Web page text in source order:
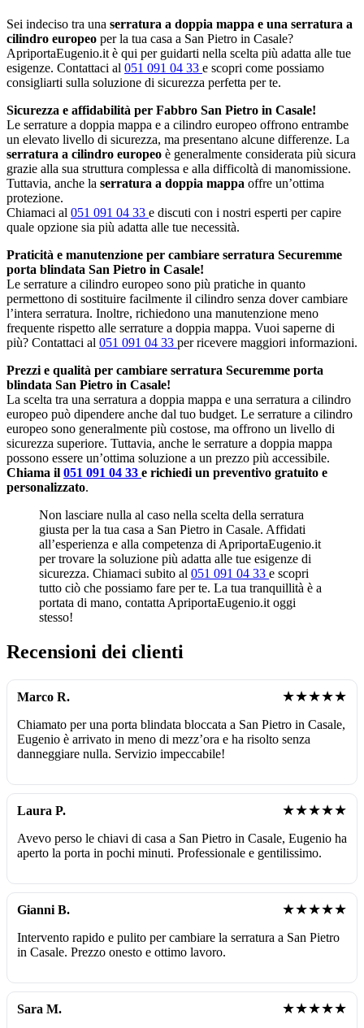
Sei indeciso tra una serratura a doppia mappa e una serratura a
cilindro europeo per la tua casa a San Pietro in Casale?
ApriportaEugenio.it è qui per guidarti nella scelta più adatta alle tue
esigenze. Contattaci al 051 091 04 33 e scopri come possiamo
consigliarti sulla soluzione di sicurezza perfetta per te.
Sicurezza e affidabilità per Fabbro San Pietro in Casale!
Le serrature a doppia mappa e a cilindro europeo offrono entrambe
un elevato livello di sicurezza, ma presentano alcune differenze. La
serratura a cilindro europeo è generalmente considerata più sicura
grazie alla sua struttura complessa e alla difficoltà di manomissione.
Tuttavia, anche la serratura a doppia mappa offre un’ottima
protezione.
Chiamaci al 051 091 04 33 e discuti con i nostri esperti per capire
quale opzione sia più adatta alle tue necessità.
Praticità e manutenzione per cambiare serratura Securemme
porta blindata San Pietro in Casale!
Le serrature a cilindro europeo sono più pratiche in quanto
permettono di sostituire facilmente il cilindro senza dover cambiare
l’intera serratura. Inoltre, richiedono una manutenzione meno
frequente rispetto alle serrature a doppia mappa. Vuoi saperne di
più? Contattaci al 051 091 04 33 per ricevere maggiori informazioni.
Prezzi e qualità per cambiare serratura Securemme porta
blindata San Pietro in Casale!
La scelta tra una serratura a doppia mappa e una serratura a cilindro
europeo può dipendere anche dal tuo budget. Le serrature a cilindro
europeo sono generalmente più costose, ma offrono un livello di
sicurezza superiore. Tuttavia, anche le serrature a doppia mappa
possono essere un’ottima soluzione a un prezzo più accessibile.
Chiama il 051 091 04 33 e richiedi un preventivo gratuito e
personalizzato.
Non lasciare nulla al caso nella scelta della serratura
giusta per la tua casa a San Pietro in Casale. Affidati
all’esperienza e alla competenza di ApriportaEugenio.it
per trovare la soluzione più adatta alle tue esigenze di
sicurezza. Chiamaci subito al 051 091 04 33 e scopri
tutto ciò che possiamo fare per te. La tua tranquillità è a
portata di mano, contatta ApriportaEugenio.it oggi
stesso!
Recensioni dei clienti
Marco R. ★★★★★
Chiamato per una porta blindata bloccata a San Pietro in Casale,
Eugenio è arrivato in meno di mezz’ora e ha risolto senza
danneggiare nulla. Servizio impeccabile!
Laura P. ★★★★★
Avevo perso le chiavi di casa a San Pietro in Casale, Eugenio ha
aperto la porta in pochi minuti. Professionale e gentilissimo.
Gianni B. ★★★★★
Intervento rapido e pulito per cambiare la serratura a San Pietro
in Casale. Prezzo onesto e ottimo lavoro.
Sara M. ★★★★★